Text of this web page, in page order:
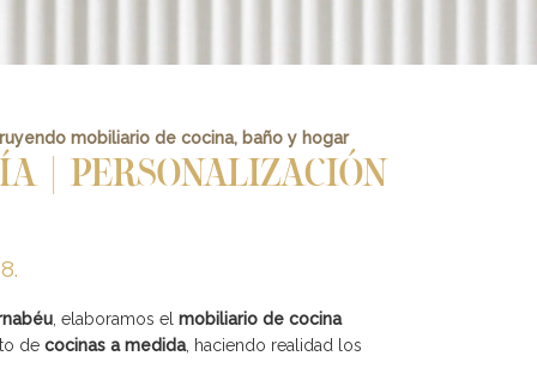
mobiliario de cocina, baño y hogar
| PERSONALIZACIÓN
, elaboramos el mobiliario de cocina
de cocinas a medida, haciendo realidad los